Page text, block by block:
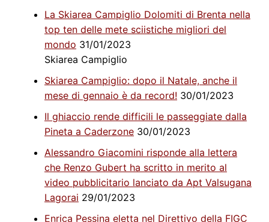
La Skiarea Campiglio Dolomiti di Brenta nella
top ten delle mete sciistiche migliori del
mondo 31/01/2023
Skiarea Campiglio
Skiarea Campiglio: dopo il Natale, anche il
mese di gennaio è da record! 30/01/2023
Il ghiaccio rende difficili le passeggiate dalla
Pineta a Caderzone30/01/2023
Alessandro Giacomini risponde alla lettera
che Renzo Gubert ha scritto in merito al
video pubblicitario lanciato da Apt Valsugana
Lagorai 29/01/2023
Enrica Pessina eletta nel Direttivo della FIGC